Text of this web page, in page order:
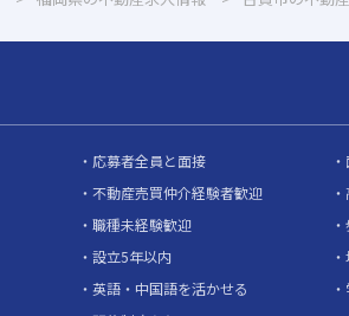
応募者全員と面接
不動産売買仲介経験者歓迎
職種未経験歓迎
設立5年以内
英語・中国語を活かせる